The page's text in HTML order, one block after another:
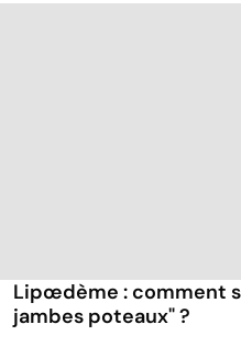
Lipœdème : comment
jambes poteaux" ?